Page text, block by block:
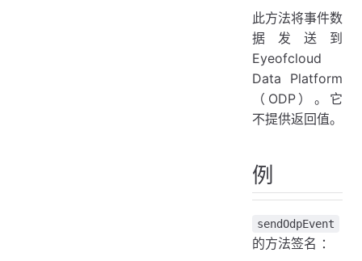
此方法将事件数
据发送到
Eyeofcloud
Data Platform
（ODP）。它
不提供返回值。
例
sendOdpEvent
的方法签名 ：